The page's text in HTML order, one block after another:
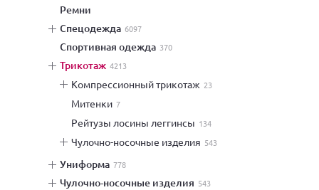
ремни
спецодежда 6097
спортивная одежда 370
трикотаж 4213
компрессионный трикотаж 23
митенки 7
рейтузы лосины леггинсы 134
чулочно-носочные изделия 543
униформа 778
чулочно-носочные изделия 543